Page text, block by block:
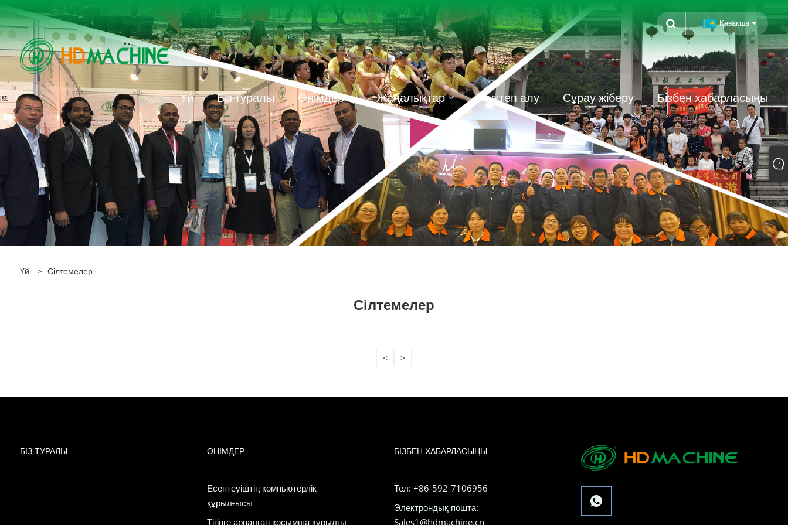
Қазақша
Үй Біз туралы Өнімдер Жаңалықтар Жүктеп алу Сұрау жіберу Бізбен хабарласыңы
Үй > Сілтемелер
Сілтемелер
< >
БІЗ ТУРАЛЫ ӨНІМДЕР
Есептеуіштің компьютерлік
құрылғысы
Тігінге арналған қосымша құрылғы
БІЗБЕН ХАБАРЛАСЫҢЫ
Тел: +86-592-7106956
Электрондық пошта:
Sales1@hdmachine.cn